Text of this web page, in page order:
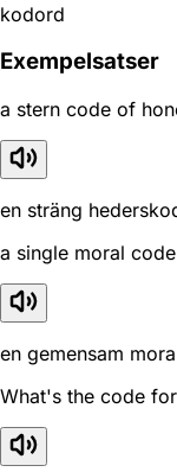
kodord
Exempelsatser
a stern code of
en sträng
a single moral
en gemensam
What's the code